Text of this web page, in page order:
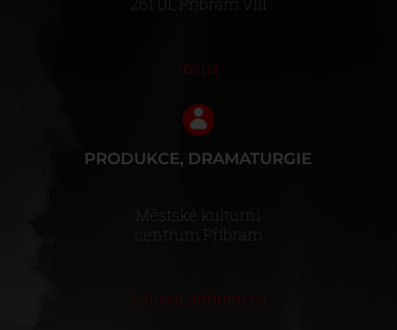
mapa
PRODUKCE, DRAMATURGIE
Městské kulturní
centrum Příbram
kultura.pribram.eu